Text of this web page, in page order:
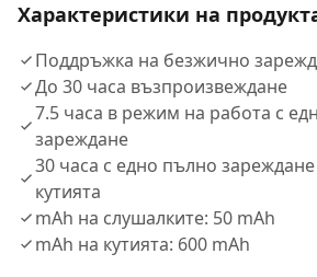
Характеристики на
Поддръжка на безжично
До 30 часа възпроизвеждане
7.5 часа в режим на работа с
зареждане
30 часа с едно пълно
кутията
mAh на слушалките: 50 mAh
mAh на кутията: 600 mAh